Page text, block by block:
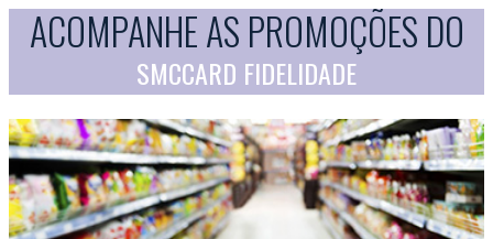
ACOMPANHE AS PROMOÇÕES DO
SMCCARD FIDELIDADE